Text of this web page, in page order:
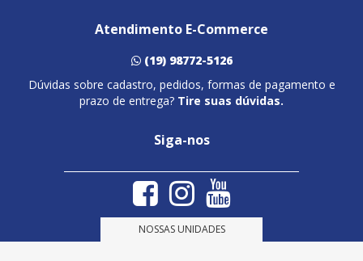
Atendimento E-Commerce
(19) 98772-5126
Dúvidas sobre cadastro, pedidos, formas de pagamento e
prazo de entrega? Tire suas dúvidas.
Siga-nos
NOSSAS UNIDADES